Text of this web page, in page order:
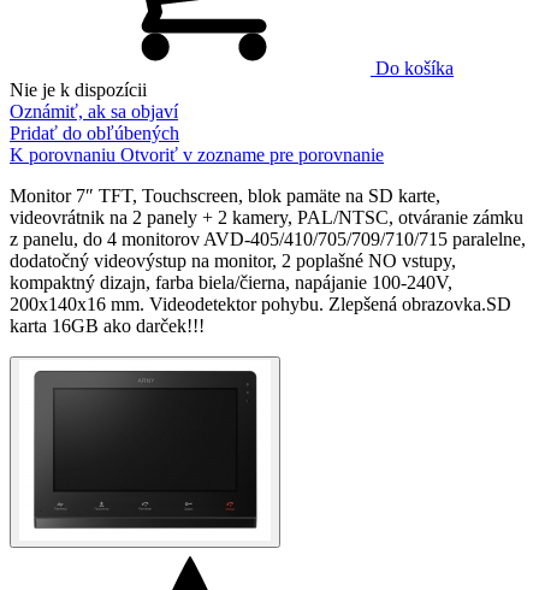
Do košíka
Nie je k dispozícii
Oznámiť, ak sa objaví
Pridať do obľúbených
K porovnaniu Otvoriť v zozname pre porovnanie
Monitor 7″ TFT, Touchscreen, blok pamäte na SD karte,
videovrátnik na 2 panely + 2 kamery, PAL/NTSC, otváranie zámku
z panelu, dо 4 monitorov AVD-405/410/705/709/710/715 paralelne,
dodatočný videovýstup na monitor, 2 poplašné NO vstupy,
kompaktný dizajn, farba biela/čierna, napájanie 100-240V,
200x140x16 mm. Videodetektor pohybu. Zlepšená obrazovka.SD
karta 16GB ako darček!!!